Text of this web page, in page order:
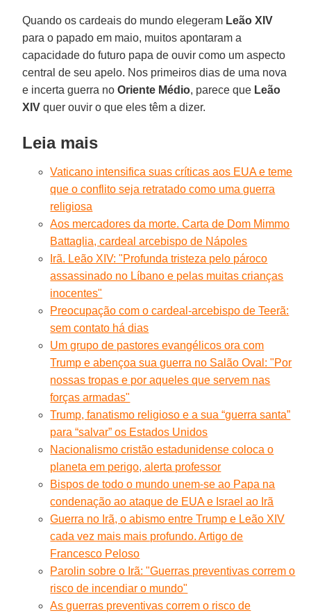
Quando os cardeais do mundo elegeram Leão XIV
para o papado em maio, muitos apontaram a
capacidade do futuro papa de ouvir como um aspecto
central de seu apelo. Nos primeiros dias de uma nova
e incerta guerra noOriente Médio, parece que Leão
XIV quer ouvir o que eles têm a dizer.
Leia mais
Vaticano intensifica suas críticas aos EUA e teme
que o conflito seja retratado como uma guerra
religiosa
Aos mercadores da morte. Carta de Dom Mimmo
Battaglia, cardeal arcebispo de Nápoles
Irã. Leão XIV: "Profunda tristeza pelo pároco
assassinado no Líbano e pelas muitas crianças
inocentes"
Preocupação com o cardeal-arcebispo de Teerã:
sem contato há dias
Um grupo de pastores evangélicos ora com
Trump e abençoa sua guerra no Salão Oval: "Por
nossas tropas e por aqueles que servem nas
forças armadas"
Trump, fanatismo religioso e a sua “guerra santa”
para “salvar” os Estados Unidos
Nacionalismo cristão estadunidense coloca o
planeta em perigo, alerta professor
Bispos de todo o mundo unem-se ao Papa na
condenação ao ataque de EUA e Israel ao Irã
Guerra no Irã, o abismo entre Trump e Leão XIV
cada vez mais mais profundo. Artigo de
Francesco Peloso
Parolin sobre o Irã: "Guerras preventivas correm o
risco de incendiar o mundo"
As guerras preventivas correm o risco de